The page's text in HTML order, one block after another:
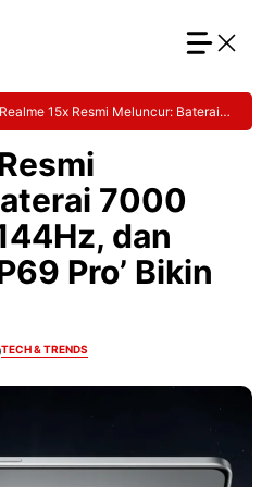
Realme 15x Resmi Meluncur: Baterai
7000
dan
Pro’ Bikin
TECH & TRENDS